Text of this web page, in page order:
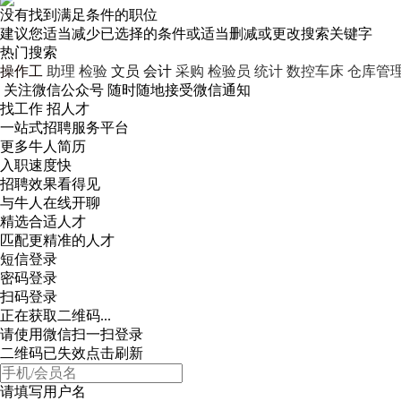
没有找到满足条件的职位
建议您适当减少已选择的条件或适当删减或更改搜索关键字
热门搜索
操作工 助理 检验 文员 会计 采购 检验员 统计 数控车床 仓库管
关注微信公众号 随时随地接受微信通知
找工作 招人才
一站式招聘服务平台
更多牛人简历
入职速度快
招聘效果看得见
与牛人在线开聊
精选合适人才
匹配更精准的人才
短信登录
密码登录
扫码登录
正在获取二维码...
请使用微信扫一扫登录
二维码已失效点击刷新
请填写用户名